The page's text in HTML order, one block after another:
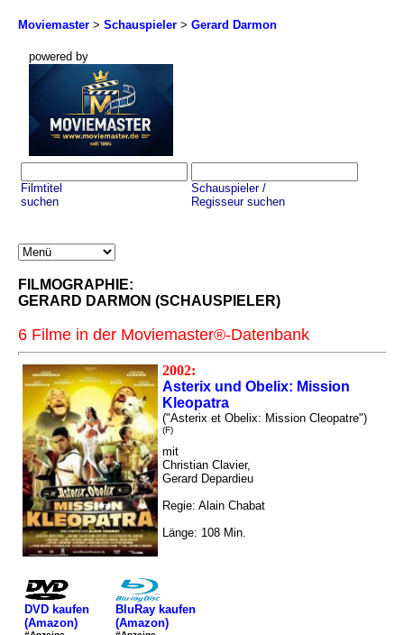
Moviemaster > Schauspieler > Gerard Darmon
powered by
Filmtitel
suchen
Schauspieler /
Regisseur suchen
FILMOGRAPHIE:
GERARD DARMON (SCHAUSPIELER)
6 Filme in der Moviemaster®-Datenbank
2002:
Asterix und Obelix: Mission
Kleopatra
("Asterix et Obelix: Mission Cleopatre")
(F)
mit
Christian Clavier,
Gerard Depardieu
Regie: Alain Chabat
Länge: 108 Min.
DVD kaufen
(Amazon)
BluRay kaufen
(Amazon)